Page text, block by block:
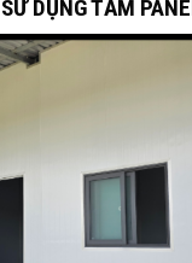
DỤNG TẤM